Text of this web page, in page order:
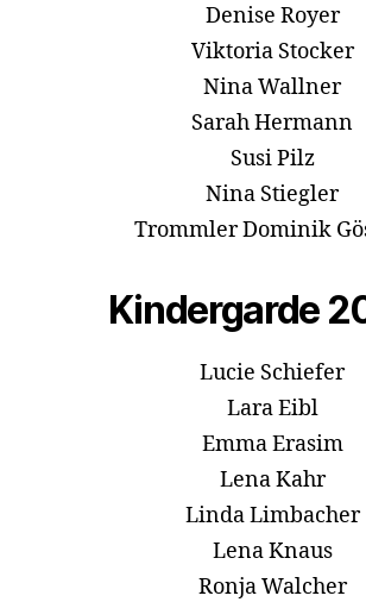
Denise Royer
Viktoria Stocker
Nina Wallner
Sarah Hermann
Susi Pilz
Nina Stiegler
Trommler Dominik
Kindergarde
Lucie Schiefer
Lara Eibl
Emma Erasim
Lena Kahr
Linda Limbacher
Lena Knaus
Ronja Walcher